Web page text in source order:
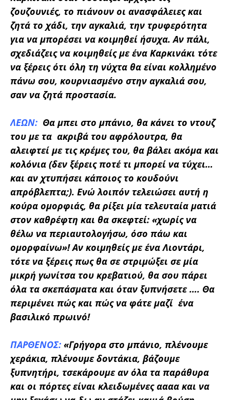
ζουζουνιές, το πιάνουν οι ανασφάλειες και
ζητά το χάδι, την αγκαλιά, την τρυφερότητα
για να μπορέσει να κοιμηθεί ήσυχα. Αν πάλι,
σχεδιάζεις να κοιμηθείς με ένα Καρκινάκι τότε
να ξέρεις ότι όλη τη νύχτα θα είναι κολλημένο
πάνω σου, κουρνιασμένο στην αγκαλιά σου,
σαν να ζητά προστασία.
ΛΕΩΝ: Θα μπει στο μπάνιο, θα κάνει το ντουζ
του με τα ακριβά του αφρόλουτρα, θα
αλειφτεί με τις κρέμες του, θα βάλει ακόμα και
κολόνια (δεν ξέρεις ποτέ τι μπορεί να τύχει…
και αν χτυπήσει κάποιος το κουδούνι
απρόβλεπτα;). Ενώ λοιπόν τελειώσει αυτή η
κούρα ομορφιάς, θα ρίξει μία τελευταία ματιά
στον καθρέφτη και θα σκεφτεί: «χωρίς να
θέλω να περιαυτολογήσω, όσο πάω και
ομορφαίνω»! Αν κοιμηθείς με ένα Λιοντάρι,
τότε να ξέρεις πως θα σε στριμώξει σε μία
μικρή γωνίτσα του κρεβατιού, θα σου πάρει
όλα τα σκεπάσματα και όταν ξυπνήσετε …. Θα
περιμένει πώς και πώς να φάτε μαζί ένα
βασιλικό πρωινό!
ΠΑΡΘΕΝΟΣ: «Γρήγορα στο μπάνιο, πλένουμε
χεράκια, πλένουμε δοντάκια, βάζουμε
ξυπνητήρι, τσεκάρουμε αν όλα τα παράθυρα
και οι πόρτες είναι κλειδωμένες αααα και να